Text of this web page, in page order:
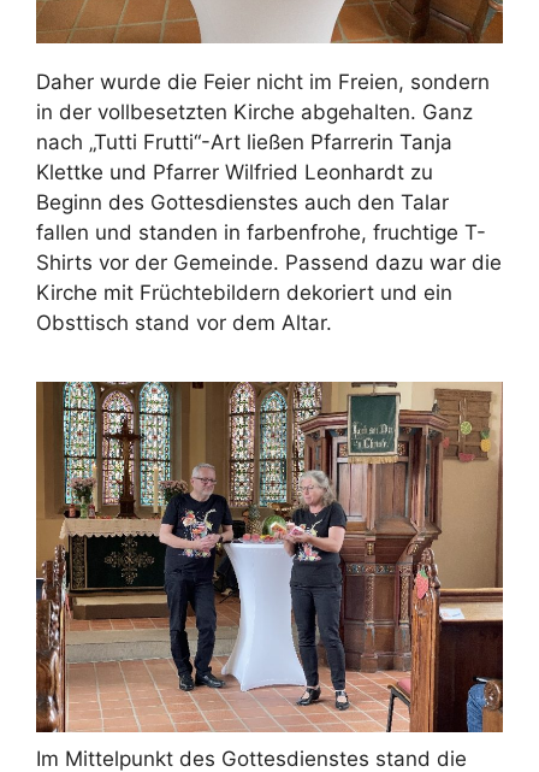
Daher wurde die Feier nicht im Freien, sondern
in der vollbesetzten Kirche abgehalten. Ganz
nach „Tutti Frutti“-Art ließen Pfarrerin Tanja
Klettke und Pfarrer Wilfried Leonhardt zu
Beginn des Gottesdienstes auch den Talar
fallen und standen in farbenfrohe, fruchtige T-
Shirts vor der Gemeinde. Passend dazu war die
Kirche mit Früchtebildern dekoriert und ein
Obsttisch stand vor dem Altar.
Im Mittelpunkt des Gottesdienstes stand die